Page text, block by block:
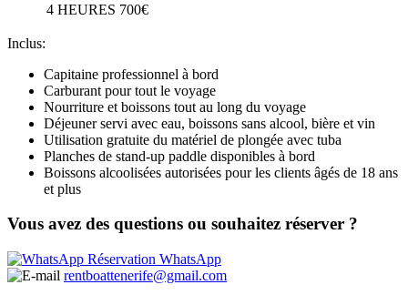
4 HEURES 700€
Inclus:
Capitaine professionnel à bord
Carburant pour tout le voyage
Nourriture et boissons tout au long du voyage
Déjeuner servi avec eau, boissons sans alcool, bière et vin
Utilisation gratuite du matériel de plongée avec tuba
Planches de stand-up paddle disponibles à bord
Boissons alcoolisées autorisées pour les clients âgés de 18 ans
et plus
Vous avez des questions ou souhaitez réserver ?
Réservation WhatsApp
rentboattenerife@gmail.com